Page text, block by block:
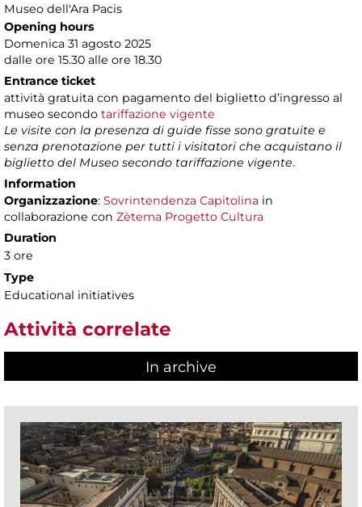
Museo dell'Ara Pacis
Opening hours
Domenica 31 agosto 2025
dalle ore 15.30 alle ore 18.30
Entrance ticket
attività gratuita con pagamento del biglietto d’ingresso al
museo secondo tariffazione vigente
Le visite con la presenza di guide fisse sono gratuite e
senza prenotazione per tutti i visitatori che acquistano il
biglietto del Museo secondo tariffazione vigente.
Information
Organizzazione: Sovrintendenza Capitolina in
collaborazione con Zètema Progetto Cultura
Duration
3 ore
Type
Educational initiatives
Attività correlate
In archive